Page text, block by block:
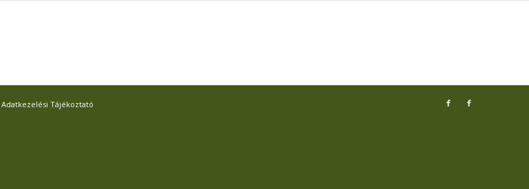
Adatkezelési Tájékoztató